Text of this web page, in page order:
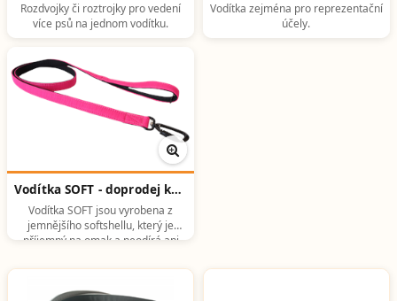
Rozdvojky či roztrojky pro vedení
více psů na jednom vodítku.
Vodítka zejména pro reprezentační
účely.
Vodítka SOFT - doprodej kolekce
Vodítka SOFT jsou vyrobena z
jemnějšího softshellu, který je
příjemný na omak a neodírá ani
snadno vyprat špína, ale je o něco